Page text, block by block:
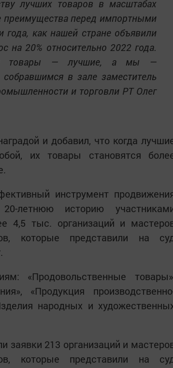
лучших товаров в масштабах
преимущества перед импортными
как нашей стране объявили
на 20% относительно 2022 года.
товары — лучшие, а мы —
в зале заместитель
и торговли РТ Олег
и добавил, что когда
их товары становятся
инструмент
историю
4,5 тыс. организаций и
которые представили на
«Продовольственные
«Продукция
народных и
заявки 213 организаций и
которые представили на